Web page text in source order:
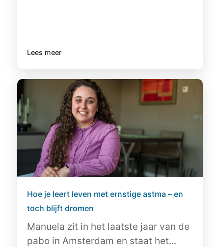
Lees meer
Hoe je leert leven met ernstige astma – en
toch blijft dromen
Manuela zit in het laatste jaar van de
pabo in Amsterdam en staat het...